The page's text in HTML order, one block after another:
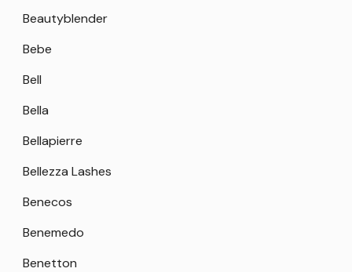
Beautyblender
Bebe
Bell
Bella
Bellapierre
Bellezza Lashes
Benecos
Benemedo
Benetton